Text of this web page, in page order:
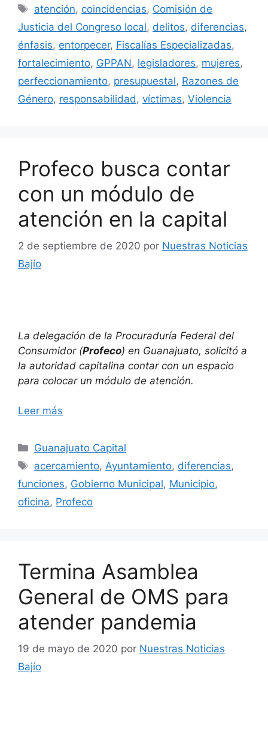
Etiquetas
atención, coincidencias, Comisión de
Justicia del Congreso local, delitos, diferencias,
énfasis, entorpecer, Fiscalías Especializadas,
fortalecimiento, GPPAN, legisladores, mujeres,
perfeccionamiento, presupuestal, Razones de
Género, responsabilidad, víctimas, Violencia
Profeco busca contar
con un módulo de
atención en la capital
2 de septiembre de 2020 por Nuestras Noticias
Bajío
La delegación de la Procuraduría Federal del
Consumidor (Profeco) en Guanajuato, solicitó a
la autoridad capitalina contar con un espacio
para colocar un módulo de atención.
Leer más
Categorías
Guanajuato Capital
Etiquetas
acercamiento,Ayuntamiento, diferencias,
funciones, Gobierno Municipal, Municipio,
oficina, Profeco
Termina Asamblea
General de OMS para
atender pandemia
19 de mayo de 2020 por Nuestras Noticias
Bajío